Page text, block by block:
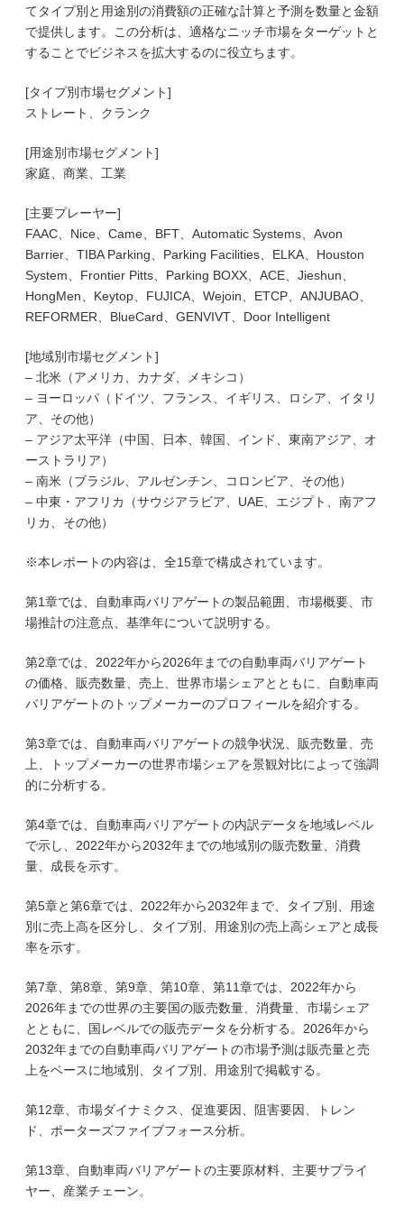
てタイプ別と用途別の消費額の正確な計算と予測を数量と金額
で提供します。この分析は、適格なニッチ市場をターゲットと
することでビジネスを拡大するのに役立ちます。
[タイプ別市場セグメント]
ストレート、クランク
[用途別市場セグメント]
家庭、商業、工業
[主要プレーヤー]
FAAC、Nice、Came、BFT、Automatic Systems、Avon
Barrier、TIBA Parking、Parking Facilities、ELKA、Houston
System、Frontier Pitts、Parking BOXX、ACE、Jieshun、
HongMen、Keytop、FUJICA、Wejoin、ETCP、ANJUBAO、
REFORMER、BlueCard、GENVIVT、Door Intelligent
[地域別市場セグメント]
– 北米（アメリカ、カナダ、メキシコ）
– ヨーロッパ（ドイツ、フランス、イギリス、ロシア、イタリ
ア、その他）
– アジア太平洋（中国、日本、韓国、インド、東南アジア、オ
ーストラリア）
– 南米（ブラジル、アルゼンチン、コロンビア、その他）
– 中東・アフリカ（サウジアラビア、UAE、エジプト、南アフ
リカ、その他）
※本レポートの内容は、全15章で構成されています。
第1章では、自動車両バリアゲートの製品範囲、市場概要、市
場推計の注意点、基準年について説明する。
第2章では、2022年から2026年までの自動車両バリアゲート
の価格、販売数量、売上、世界市場シェアとともに、自動車両
バリアゲートのトップメーカーのプロフィールを紹介する。
第3章では、自動車両バリアゲートの競争状況、販売数量、売
上、トップメーカーの世界市場シェアを景観対比によって強調
的に分析する。
第4章では、自動車両バリアゲートの内訳データを地域レベル
で示し、2022年から2032年までの地域別の販売数量、消費
量、成長を示す。
第5章と第6章では、2022年から2032年まで、タイプ別、用途
別に売上高を区分し、タイプ別、用途別の売上高シェアと成長
率を示す。
第7章、第8章、第9章、第10章、第11章では、2022年から
2026年までの世界の主要国の販売数量、消費量、市場シェア
とともに、国レベルでの販売データを分析する。2026年から
2032年までの自動車両バリアゲートの市場予測は販売量と売
上をベースに地域別、タイプ別、用途別で掲載する。
第12章、市場ダイナミクス、促進要因、阻害要因、トレン
ド、ポーターズファイブフォース分析。
第13章、自動車両バリアゲートの主要原材料、主要サプライ
ヤー、産業チェーン。